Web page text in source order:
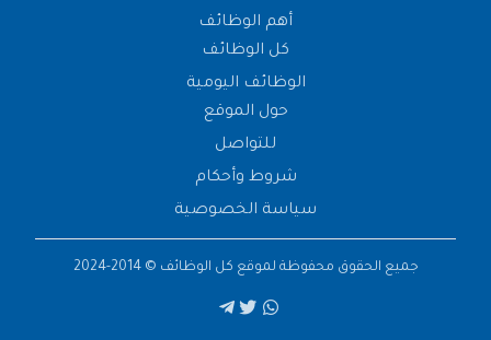
أهم الوظائف
كل الوظائف
الوظائف اليومية
حول الموقع
للتواصل
شروط وأحكام
سياسة الخصوصية
جميع الحقوق محفوظة لموقع كل الوظائف © 2014-2024